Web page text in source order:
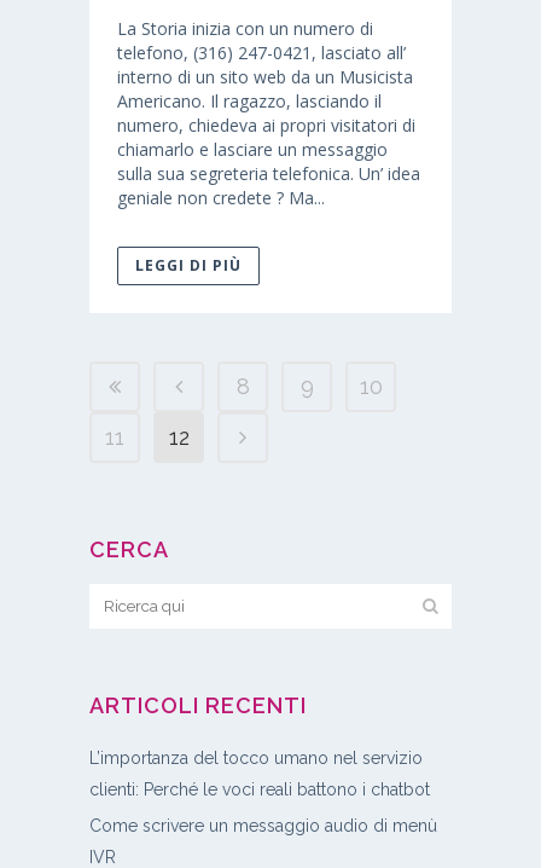
La Storia inizia con un numero di
telefono, (316) 247-0421, lasciato all’
interno di un sito web da un Musicista
Americano. Il ragazzo, lasciando il
numero, chiedeva ai propri visitatori di
chiamarlo e lasciare un messaggio
sulla sua segreteria telefonica. Un’ idea
geniale non credete ? Ma...
LEGGI DI PIÙ
8 9
10
11
12
CERCA
ARTICOLI RECENTI
L’importanza del tocco umano nel servizio
clienti: Perché le voci reali battono i chatbot
Come scrivere un messaggio audio di menù
IVR